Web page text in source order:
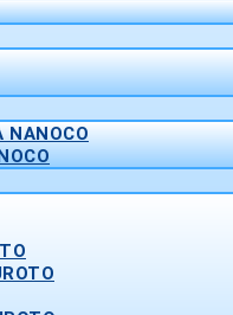
NANOCO